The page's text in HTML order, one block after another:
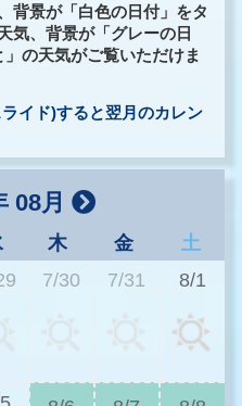
背景が「白色の日付」をタ
気、背景が「グレーの日
の天気がご覧いただけま
イド)すると翌月のカレン
08月
木 金
土
7/30 7/31 8/1